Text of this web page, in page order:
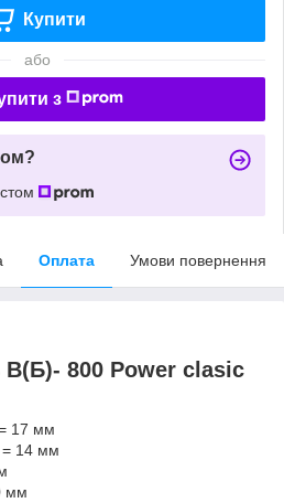
Купити
або
з
Оплата Умови повернення
В(Б)- 800 Power clasic
17 мм
= 14 мм
мм